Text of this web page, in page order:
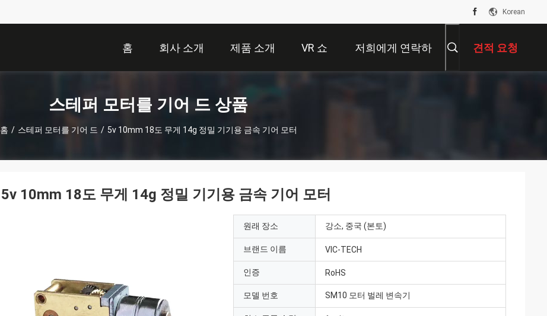
Korean
홈 회사 소개 제품 소개 VR 쇼 저희에게 연락하 견적 요청
스테퍼 모터를 기어 드 상품
홈 / 스테퍼 모터를 기어 드 / 5v 10mm 18도 무게 14g 정밀 기기용 금속 기어 모터
5v 10mm 18도 무게 14g 정밀 기기용 금속 기어 모터
원래 장소 강소, 중국 (본토)
브랜드 이름 VIC-TECH
인증 RoHS
모델 번호 SM10 모터 벌레 변속기